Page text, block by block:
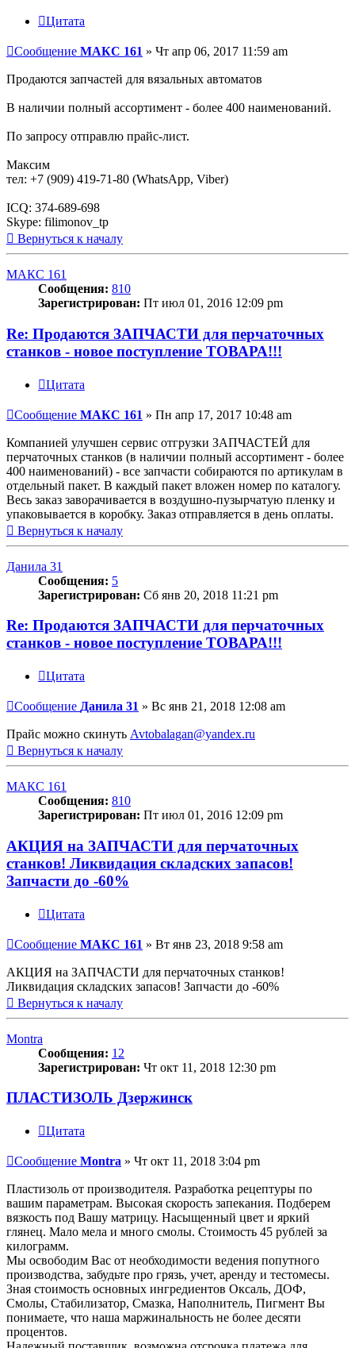
Цитата
Сообщение МАКС 161 » Чт апр 06, 2017 11:59 am
Продаются запчастей для вязальных автоматов
В наличии полный ассортимент - более 400 наименований.
По запросу отправлю прайс-лист.
Максим
тел: +7 (909) 419-71-80 (WhatsApp, Viber)
ICQ: 374-689-698
Skype: filimonov_tp
Вернуться к началу
МАКС 161
Сообщения: 810
Зарегистрирован: Пт июл 01, 2016 12:09 pm
Re: Продаются ЗАПЧАСТИ для перчаточных
станков - новое поступление ТОВАРА!!!
Цитата
Сообщение МАКС 161 » Пн апр 17, 2017 10:48 am
Компанией улучшен сервис отгрузки ЗАПЧАСТЕЙ для
перчаточных станков (в наличии полный ассортимент - более
400 наименований) - все запчасти собираются по артикулам в
отдельный пакет. В каждый пакет вложен номер по каталогу.
Весь заказ заворачивается в воздушно-пузырчатую пленку и
упаковывается в коробку. Заказ отправляется в день оплаты.
Вернуться к началу
Данила 31
Сообщения: 5
Зарегистрирован: Сб янв 20, 2018 11:21 pm
Re: Продаются ЗАПЧАСТИ для перчаточных
станков - новое поступление ТОВАРА!!!
Цитата
Сообщение Данила 31 » Вс янв 21, 2018 12:08 am
Прайс можно скинуть Avtobalagan@yandex.ru
Вернуться к началу
МАКС 161
Сообщения: 810
Зарегистрирован: Пт июл 01, 2016 12:09 pm
АКЦИЯ на ЗАПЧАСТИ для перчаточных
станков! Ликвидация складских запасов!
Запчасти до -60%
Цитата
Сообщение МАКС 161 » Вт янв 23, 2018 9:58 am
АКЦИЯ на ЗАПЧАСТИ для перчаточных станков!
Ликвидация складских запасов! Запчасти до -60%
Вернуться к началу
Montra
Сообщения: 12
Зарегистрирован: Чт окт 11, 2018 12:30 pm
ПЛАСТИЗОЛЬ Дзержинск
Цитата
Сообщение Montra » Чт окт 11, 2018 3:04 pm
Пластизоль от производителя. Разработка рецептуры по
вашим параметрам. Высокая скорость запекания. Подберем
вязкость под Вашу матрицу. Насыщенный цвет и яркий
глянец. Мало мела и много смолы. Стоимость 45 рублей за
килограмм.
Мы освободим Вас от необходимости ведения попутного
производства, забудьте про грязь, учет, аренду и тестомесы.
Зная стоимость основных ингредиентов Оксаль, ДОФ,
Смолы, Стабилизатор, Смазка, Наполнитель, Пигмент Вы
понимаете, что наша маржинальность не более десяти
процентов.